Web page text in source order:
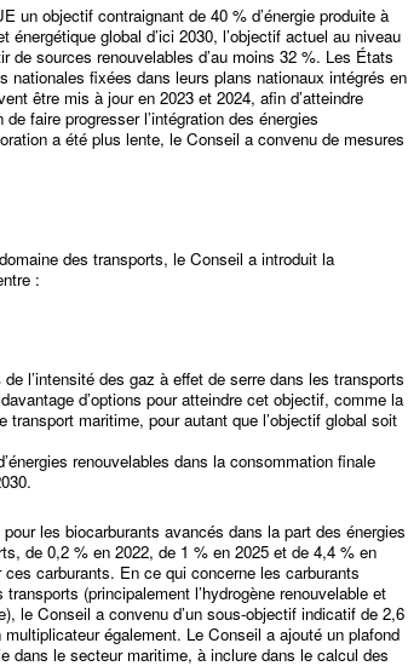
un objectif contraignant de 40 % d’énergie produite à
global d’ici 2030, l’objectif actuel au niveau
de sources renouvelables d’au moins 32 %. Les États
nationales fixées dans leurs plans nationaux intégrés en
être mis à jour en 2023 et 2024, afin d’atteindre
faire progresser l’intégration des énergies
a été plus lente, le Conseil a convenu de mesures
des transports, le Conseil a introduit la
:
l’intensité des gaz à effet de serre dans les transports
d’options pour atteindre cet objectif, comme la
maritime, pour autant que l’objectif global soit
renouvelables dans la consommation finale
les biocarburants avancés dans la part des énergies
de 0,2 % en 2022, de 1 % en 2025 et de 4,4 % en
ces carburants. En ce qui concerne les carburants
(principalement l’hydrogène renouvelable et
le Conseil a convenu d’un sous-objectif indicatif de 2,6
également. Le Conseil a ajouté un plafond
dans le secteur maritime, à inclure dans le calcul des